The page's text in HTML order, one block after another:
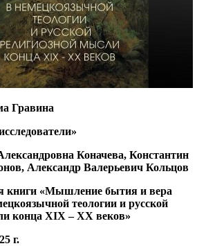
Гравина
Коначева, Константин
Александр Валерьевич Кольцов
книги «Мышление бытия и вера
теологии и русской
конца XIX – XX веков»
г.